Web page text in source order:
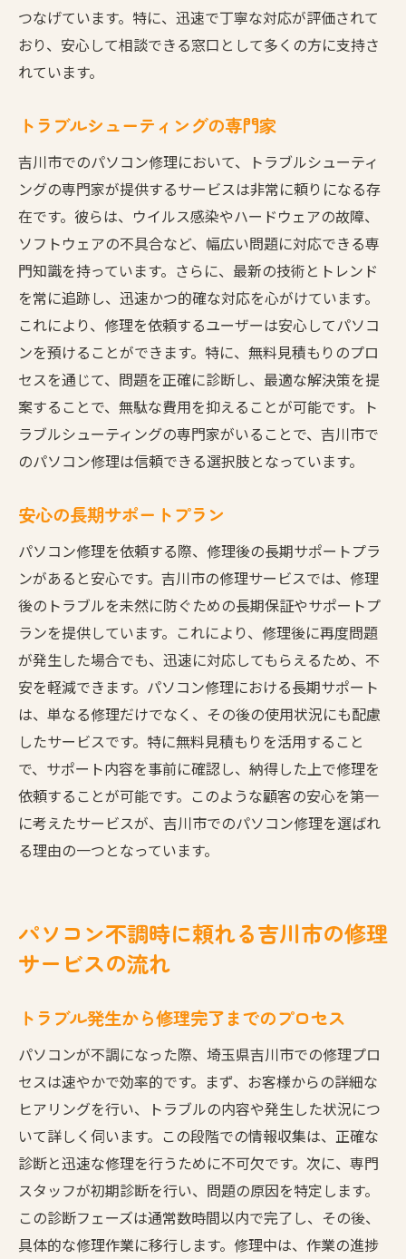
つなげています。特に、迅速で丁寧な対応が評価されて
おり、安心して相談できる窓口として多くの方に支持さ
れています。
トラブルシューティングの専門家
吉川市でのパソコン修理において、トラブルシューティ
ングの専門家が提供するサービスは非常に頼りになる存
在です。彼らは、ウイルス感染やハードウェアの故障、
ソフトウェアの不具合など、幅広い問題に対応できる専
門知識を持っています。さらに、最新の技術とトレンド
を常に追跡し、迅速かつ的確な対応を心がけています。
これにより、修理を依頼するユーザーは安心してパソコ
ンを預けることができます。特に、無料見積もりのプロ
セスを通じて、問題を正確に診断し、最適な解決策を提
案することで、無駄な費用を抑えることが可能です。ト
ラブルシューティングの専門家がいることで、吉川市で
のパソコン修理は信頼できる選択肢となっています。
安心の長期サポートプラン
パソコン修理を依頼する際、修理後の長期サポートプラ
ンがあると安心です。吉川市の修理サービスでは、修理
後のトラブルを未然に防ぐための長期保証やサポートプ
ランを提供しています。これにより、修理後に再度問題
が発生した場合でも、迅速に対応してもらえるため、不
安を軽減できます。パソコン修理における長期サポート
は、単なる修理だけでなく、その後の使用状況にも配慮
したサービスです。特に無料見積もりを活用すること
で、サポート内容を事前に確認し、納得した上で修理を
依頼することが可能です。このような顧客の安心を第一
に考えたサービスが、吉川市でのパソコン修理を選ばれ
る理由の一つとなっています。
パソコン不調時に頼れる吉川市の修理
サービスの流れ
トラブル発生から修理完了までのプロセス
パソコンが不調になった際、埼玉県吉川市での修理プロ
セスは速やかで効率的です。まず、お客様からの詳細な
ヒアリングを行い、トラブルの内容や発生した状況につ
いて詳しく伺います。この段階での情報収集は、正確な
診断と迅速な修理を行うために不可欠です。次に、専門
スタッフが初期診断を行い、問題の原因を特定します。
この診断フェーズは通常数時間以内で完了し、その後、
具体的な修理作業に移行します。修理中は、作業の進捗